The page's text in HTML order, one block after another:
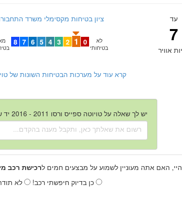
עד
7
אוויר
ציון בטיחות מקסימלי משרד
לא
בטיחותי
0
1
2
3
4
5
6
7
8
קרא עוד על מערכות הבטיחות השונות של טויוטה ספייס ורסו
יש לך שאלה על טויוטה ספייס ורסו 2011 - 2016 יד שנייה?
היי, האם אתה מעוניין לשמוע על מבצעים חמים לרכישת רכב
כן בדיוק חיפשתי רכב!
לא